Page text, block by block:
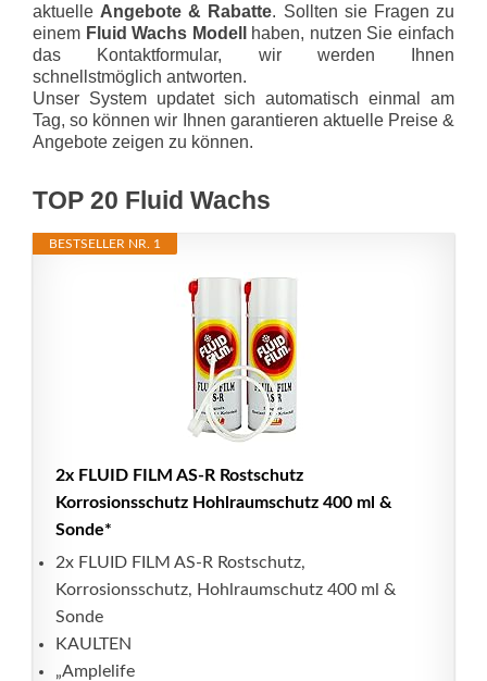
aktuelle Angebote & Rabatte. Sollten sie Fragen zu
einem Fluid Wachs Modell
haben, nutzen Sie einfach
das Kontaktformular, wir werden Ihnen
schnellstmöglich antworten.
Unser System updatet sich automatisch einmal am
Tag, so können wir Ihnen garantieren aktuelle Preise &
Angebote zeigen zu können.
TOP 20 Fluid Wachs
BESTSELLER NR. 1
2x FLUID FILM AS-R Rostschutz
Korrosionsschutz Hohlraumschutz 400 ml &
Sonde*
2x FLUID FILM AS-R Rostschutz,
Korrosionsschutz, Hohlraumschutz 400 ml &
Sonde
KAULTEN
„Amplelife